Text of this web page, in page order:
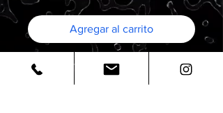
Agregar al carrito